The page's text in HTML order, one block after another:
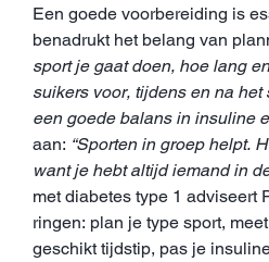
Een goede voorbereiding is
benadrukt het belang van
sport je gaat doen, hoe lang
suikers voor, tijdens en na het
een goede balans in insuline
aan: “Sporten in groep helpt.
want je hebt altijd iemand in
met diabetes type 1 adviseert
ringen: plan je type sport,
geschikt tijdstip, pas je